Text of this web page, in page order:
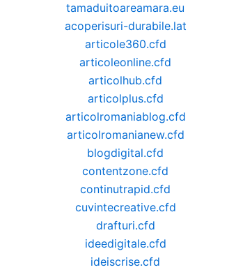
tamaduitoareamara.eu
acoperisuri-durabile.lat
articole360.cfd
articoleonline.cfd
articolhub.cfd
articolplus.cfd
articolromaniablog.cfd
articolromanianew.cfd
blogdigital.cfd
contentzone.cfd
continutrapid.cfd
cuvintecreative.cfd
drafturi.cfd
ideedigitale.cfd
ideiscrise.cfd